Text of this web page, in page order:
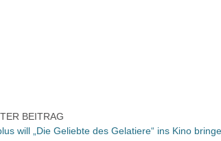
BEITRAG
will „Die Geliebte des Gelatiere“ ins Kino